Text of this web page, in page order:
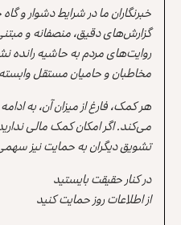
خبرنگاران ما در شرایط دشوار و
گزارش‌های دقیق، منصفانه و
روایت‌های مردم به حاشیه رانده
مخاطبان و حامیان مستقل
هر کمک، فارغ از میزان آن، به
می‌کند. اگر امکان کمک مالی
تشویق دیگران به حمایت نیز
در کنار حقیقت بایستید
از اطلاعات روز حمایت کنید